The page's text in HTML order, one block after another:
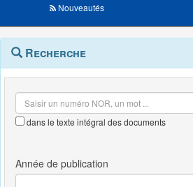
Nouveautés
Navigation
outils
Menu
contextuel
Recherche
dans le texte intégral des documents